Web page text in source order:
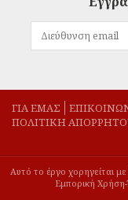
ΓΙΑ ΕΜΑΣ
ΠΟΛΙΤΙΚΗ
Αυτό το έργο χορηγείται
Εμπορική